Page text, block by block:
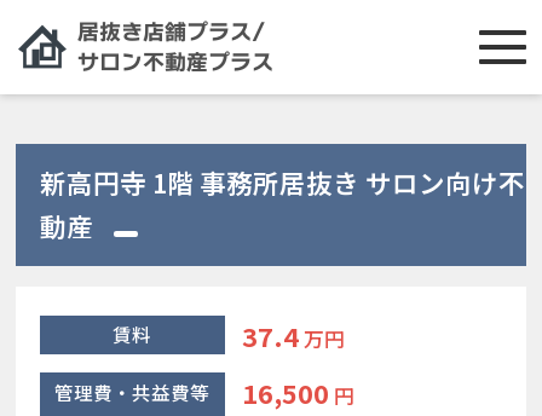
新高円寺 1階 事務所居抜き サロン向け不
動産
賃料 37.4 万円
管理費・共益費等 16,500 円